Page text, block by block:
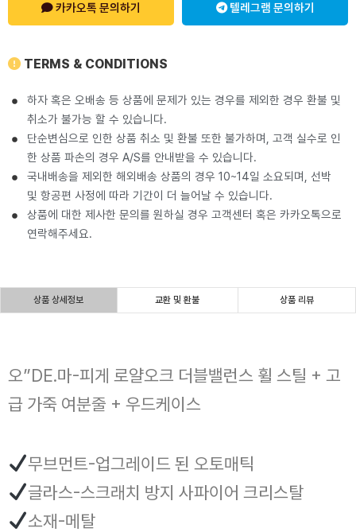
카카오톡 문의하기 텔레그램 문의하기
TERMS & CONDITIONS
하자 혹은 오배송 등 상품에 문제가 있는 경우를 제외한 경우 환불 및
취소가 불가능 할 수 있습니다.
단순변심으로 인한 상품 취소 및 환불 또한 불가하며, 고객 실수로 인
한 상품 파손의 경우 A/S를 안내받을 수 있습니다.
국내배송을 제외한 해외배송 상품의 경우 10~14일 소요되며, 선박
및 항공편 사정에 따라 기간이 더 늘어날 수 있습니다.
상품에 대한 제사한 문의를 원하실 경우 고객센터 혹은 카카오톡으로
연락해주세요.
상품 상세정보 교환 및 환불 상품 리뷰
오”DE.마-피게 로얄오크 더블밸런스 휠 스틸 + 고
급 가죽 여분줄 + 우드케이스
무브먼트-업그레이드 된 오토매틱
글라스-스크래치 방지 사파이어 크리스탈
소재-메탈